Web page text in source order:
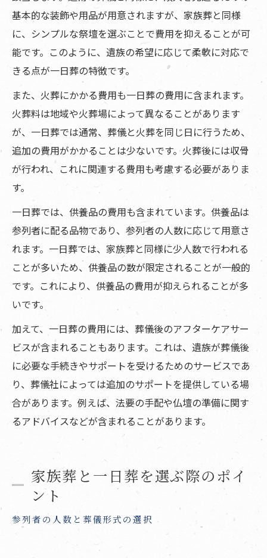
基本的な装飾や用品が用意されますが、家族葬と同様
に、シンプルな祭壇を選ぶことで費用を抑えることが可
能です。このように、遺族の希望に応じて柔軟に対応で
きる点が一日葬の特徴です。
また、火葬にかかる費用も一日葬の費用に含まれます。
火葬料は地域や火葬場によって異なることがあります
が、一日葬では通常、葬儀と火葬を同じ日に行うため、
追加の費用がかかることは少ないです。火葬後には収骨
が行われ、これに関連する費用も考慮する必要がありま
す。
一日葬では、供養品の費用も含まれています。供養品は
参列者に配る品物であり、参列者の人数に応じて用意さ
れます。一日葬では、家族葬と同様に少人数で行われる
ことが多いため、供養品の数が限定されることが一般的
です。これにより、供養品の費用が抑えられることが多
いです。
加えて、一日葬の費用には、葬儀後のアフターケアサー
ビスが含まれることもあります。これは、遺族が葬儀後
に必要な手続きやサポートを受けるためのサービスであ
り、葬儀社によっては追加のサポートを提供している場
合があります。例えば、法要の手配や仏壇の準備に関す
るアドバイスなどが含まれることがあります。
家族葬と一日葬を選ぶ際のポイ
ント
参列者の人数と葬儀形式の選択